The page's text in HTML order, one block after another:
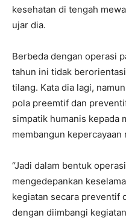
kesehatan di tengah
ujar dia.
Berbeda dengan operasi
tahun ini tidak
tilang. Kata dia lagi,
pola preemtif dan
simpatik humanis kepada
membangun kepercayaan
“Jadi dalam bentuk
mengedepankan
kegiatan secara preventif
dengan diimbangi